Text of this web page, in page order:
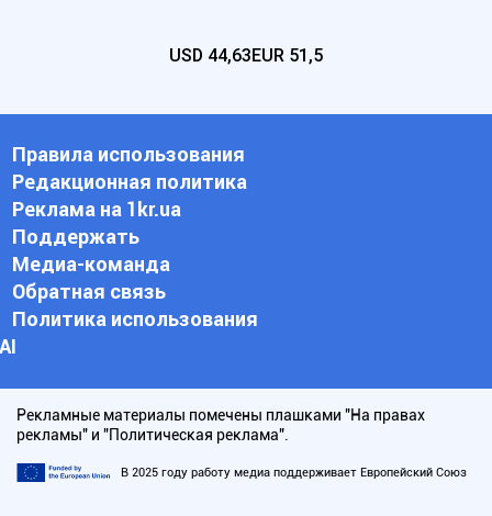
USD 44,63EUR 51,5
Правила использования
Редакционная политика
Реклама на 1kr.ua
Поддержать
Медиа-команда
Обратная связь
Политика использования
АI
Рекламные материалы помечены плашками "На правах
рекламы" и "Политическая реклама".
В 2025 году работу медиа поддерживает Европейский Союз